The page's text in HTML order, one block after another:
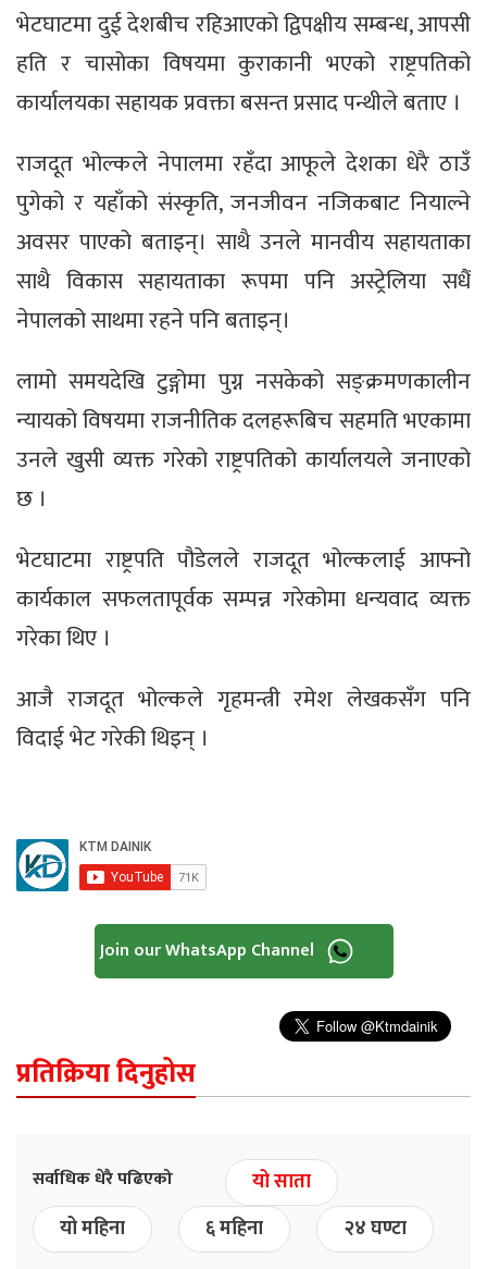
भेटघाटमा दुई देशबीच रहिआएको द्विपक्षीय सम्बन्ध, आपसी
हति र चासोका विषयमा कुराकानी भएको राष्ट्रपतिको
कार्यालयका सहायक प्रवक्ता बसन्त प्रसाद पन्थीले बताए ।
राजदूत भोल्कले नेपालमा रहँदा आफूले देशका धेरै ठाउँ
पुगेको र यहाँको संस्कृति, जनजीवन नजिकबाट नियाल्ने
अवसर पाएको बताइन्। साथै उनले मानवीय सहायताका
साथै विकास सहायताका रूपमा पनि अस्ट्रेलिया सधैँ
नेपालको साथमा रहने पनि बताइन्।
लामो समयदेखि टुङ्गोमा पुग्न नसकेको सङ्क्रमणकालीन
न्यायको विषयमा राजनीतिक दलहरूबिच सहमति भएकामा
उनले खुसी व्यक्त गरेको राष्ट्रपतिको कार्यालयले जनाएको
छ ।
भेटघाटमा राष्ट्रपति पौडेलले राजदूत भोल्कलाई आफ्नो
कार्यकाल सफलतापूर्वक सम्पन्न गरेकोमा धन्यवाद व्यक्त
गरेका थिए ।
आजै राजदूत भोल्कले गृहमन्त्री रमेश लेखकसँग पनि
विदाई भेट गरेकी थिइन् ।
Join our WhatsApp Channel
प्रतिक्रिया दिनुहोस
सर्वाधिक धेरै पढिएको
यो साता
यो महिना
६ महिना २४ घण्टा